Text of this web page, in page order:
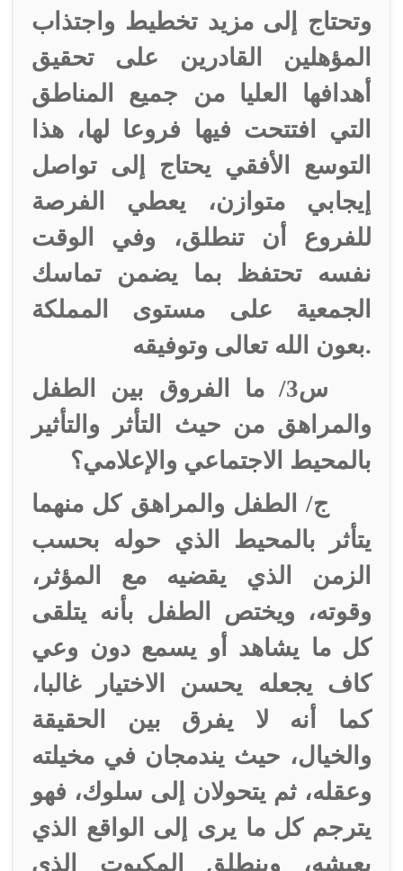
وتحتاج إلى مزيد تخطيط واجتذاب
المؤهلين القادرين على تحقيق
أهدافها العليا من جميع المناطق
التي افتتحت فيها فروعا لها، هذا
التوسع الأفقي يحتاج إلى تواصل
إيجابي متوازن، يعطي الفرصة
للفروع أن تنطلق، وفي الوقت
نفسه تحتفظ بما يضمن تماسك
الجمعية على مستوى المملكة
بعون الله تعالى وتوفيقه.
س3/ ما الفروق بين الطفل
والمراهق من حيث التأثر والتأثير
بالمحيط الاجتماعي والإعلامي؟
ج/ الطفل والمراهق كل منهما
يتأثر بالمحيط الذي حوله بحسب
الزمن الذي يقضيه مع المؤثر،
وقوته، ويختص الطفل بأنه يتلقى
كل ما يشاهد أو يسمع دون وعي
كاف يجعله يحسن الاختيار غالبا،
كما أنه لا يفرق بين الحقيقة
والخيال، حيث يندمجان في مخيلته
وعقله، ثم يتحولان إلى سلوك، فهو
يترجم كل ما يرى إلى الواقع الذي
يعيشه، وينطلق المكبوت الذي